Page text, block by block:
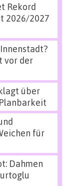
Rekord
2026/2027
vor der
über
für
Dahmen